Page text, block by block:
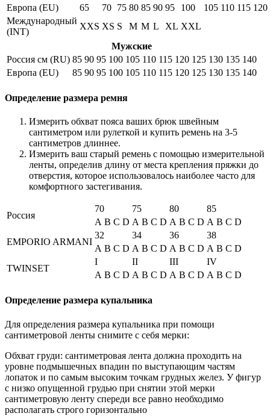
Европа (EU)
65 70 75 80 85 90 95 100 105 110 115 120
Международный
(INT)
XXS XS S M M L XL XXL
Мужские
Россия см (RU) 85 90 95 100 105 110 115 120 125 130 135 140
Европа (EU)
85 90 95 100 105 110 115 120 125 130 135 140
Определение размера ремня
Измерить обхват пояса ваших брюк швейным
сантиметром или рулеткой и купить ремень на 3-5
сантиметров длиннее.
Измерить ваш старый ремень с помощью измерительной
ленты, определив длину от места крепления пряжки до
отверстия, которое использовалось наиболее часто для
комфортного застегивания.
Россия
70 75 80
85
A B C D A B C D A B C D A B C D
EMPORIO ARMANI
32 34 36
38
A B C D A B C D A B C D A B C D
TWINSET
I II III
IV
A B C D A B C D A B C D A B C D
Определение размера купальника
Для определения размера купальника при помощи
сантиметровой ленты снимите с себя мерки:
Обхват груди: сантиметровая лента должна проходить на
уровне подмышечных впадин по выступающим частям
лопаток и по самым высоким точкам грудных желез. У фигур
с низко опущенной грудью при снятии этой мерки
сантиметровую ленту спереди все равно необходимо
располагать строго горизонтально